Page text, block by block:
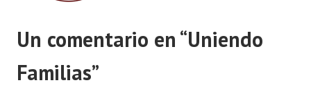
Un comentario en “Uniendo
Familias”